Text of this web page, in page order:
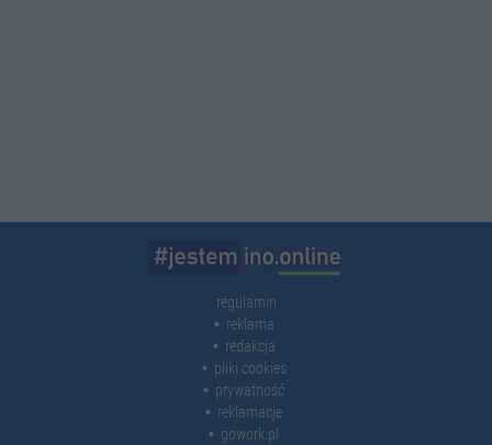
regulamin
reklama
redakcja
pliki cookies
prywatność
reklamacje
gowork.pl